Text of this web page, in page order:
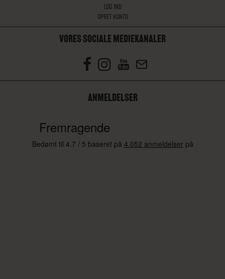
LOG IND
OPRET KONTO
VORES SOCIALE MEDIEKANALER
ANMELDELSER